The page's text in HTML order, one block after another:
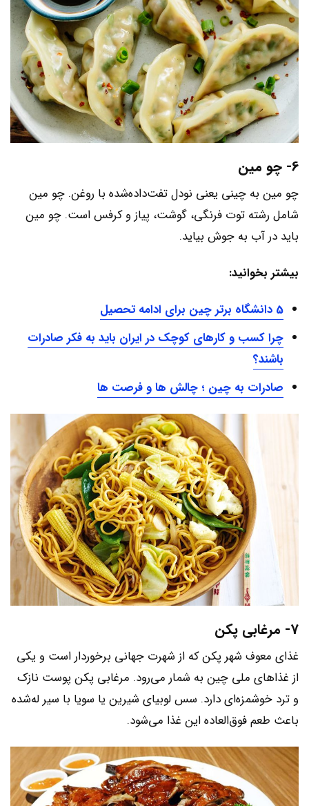
6- چو مین
چو مین به چینی یعنی نودل تفت‌داده‌شده با روغن. چو مین
شامل رشته توت فرنگی، گوشت، پیاز و کرفس است. چو مین
باید در آب به جوش بیاید.
بیشتر بخوانید:
5 دانشگاه برتر چین برای ادامه تحصیل
چرا کسب و کارهای کوچک در ایران باید به فکر صادرات
باشند؟
صادرات به چین ؛ چالش ها و فرصت ها
7- مرغابی پکن
غذای معوف شهر پکن که از شهرت جهانی برخوردار است و یکی
از غذاهای ملی چین به شمار می‌رود. مرغابی پکن پوست نازک
و ترد خوشمزه‌ای دارد. سس لوبیای شیرین یا سویا با سیر له‌شده
باعث طعم فوق‌العاده این غذا می‌شود.